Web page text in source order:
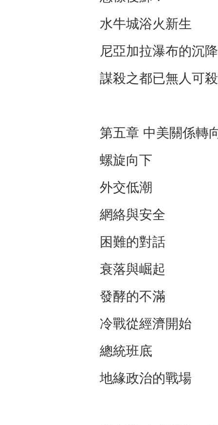
水牛城浴火
尼亞加拉瀑布
謀殺之都已無
第五章 中美關係轉
螺旋向
外交低
網絡與安
困難的對
衰落與崛
發酵的不
冷戰從經濟
總統班
地緣政治的